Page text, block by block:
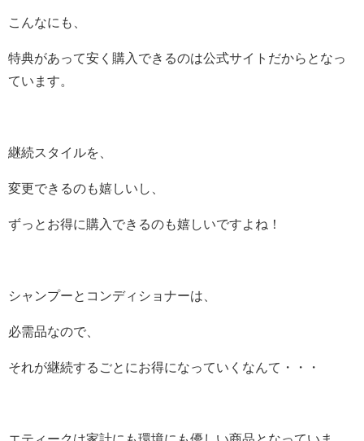
こんなにも、
特典があって安く購入できるのは公式サイトだからとなっ
ています。
継続スタイルを、
変更できるのも嬉しいし、
ずっとお得に購入できるのも嬉しいですよね！
シャンプーとコンディショナーは、
必需品なので、
それが継続するごとにお得になっていくなんて・・・